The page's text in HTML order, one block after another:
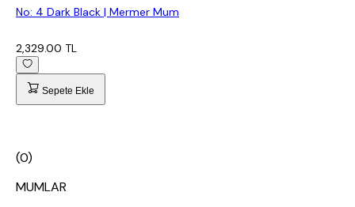
No: 4 Dark Black | Mermer Mum
2,329.00 TL
Sepete Ekle
(0)
MUMLAR